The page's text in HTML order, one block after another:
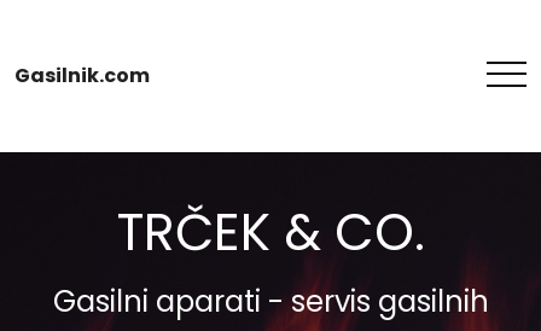
Gasilnik.com
TRČEK & CO.
Gasilni aparati - servis gasilnih